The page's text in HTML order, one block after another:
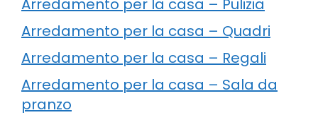
Arredamento per la casa – Quadri
Arredamento per la casa – Regali
Arredamento per la casa – Sala da
pranzo